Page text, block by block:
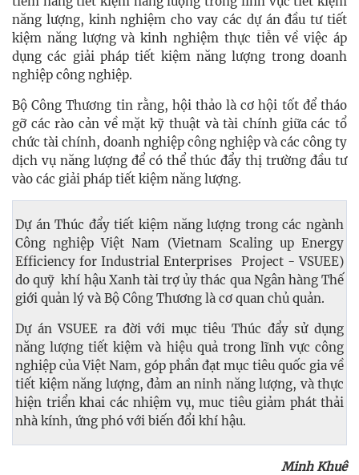
năng lượng, kinh nghiệm cho vay các dự án đầu tư tiết
kiệm năng lượng và kinh nghiệm thực tiễn về việc áp
dụng các giải pháp tiết kiệm năng lượng trong doanh
nghiệp công nghiệp.
Bộ Công Thương tin rằng, hội thảo là cơ hội tốt để tháo
gỡ các rào cản về mặt kỹ thuật và tài chính giữa các tổ
chức tài chính, doanh nghiệp công nghiệp và các công ty
dịch vụ năng lượng để có thể thúc đẩy thị trường đầu tư
vào các giải pháp tiết kiệm năng lượng.
Dự án Thúc đẩy tiết kiệm năng lượng trong các ngành
Công nghiệp Việt Nam (Vietnam Scaling up Energy
Efficiency for Industrial Enterprises Project - VSUEE)
do quỹ khí hậu Xanh tài trợ ủy thác qua Ngân hàng Thế
giới quản lý và Bộ Công Thương là cơ quan chủ quản.
Dự án VSUEE ra đời với mục tiêu Thúc đẩy sử dụng
năng lượng tiết kiệm và hiệu quả trong lĩnh vực công
nghiệp của Việt Nam, góp phần đạt mục tiêu quốc gia về
tiết kiệm năng lượng, đảm an ninh năng lượng, và thực
hiện triển khai các nhiệm vụ, muc tiêu giảm phát thải
nhà kính, ứng phó với biến đổi khí hậu.
Minh Khuê